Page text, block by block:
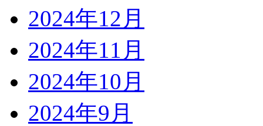
2024年12月
2024年11月
2024年10月
2024年9月